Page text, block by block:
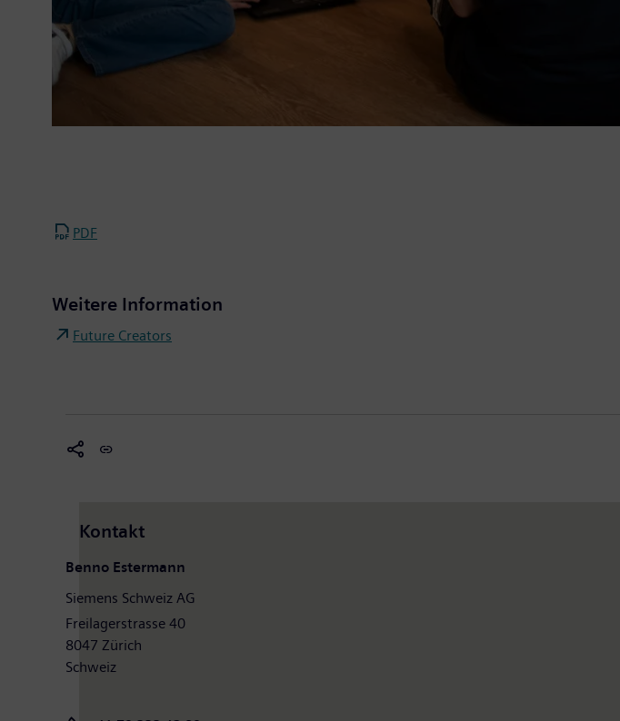
PDF
Weitere Information
Future Creators
Kontakt
Benno Estermann
Siemens Schweiz AG
Freilagerstrasse 40
8047 Zürich
Schweiz